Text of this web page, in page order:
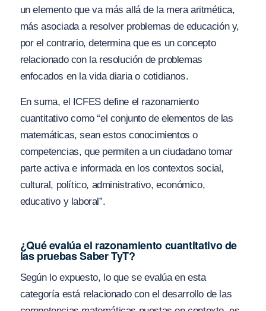
un elemento que va más allá de la mera aritmética,
más asociada a resolver problemas de educación y,
por el contrario, determina que es un concepto
relacionado con la resolución de problemas
enfocados en la vida diaria o cotidianos.
En suma, el ICFES define el razonamiento
cuantitativo como “el conjunto de elementos de las
matemáticas, sean estos conocimientos o
competencias, que permiten a un ciudadano tomar
parte activa e informada en los contextos social,
cultural, político, administrativo, económico,
educativo y laboral”.
¿Qué evalúa el razonamiento cuantitativo de
las pruebas Saber TyT?
Según lo expuesto, lo que se evalúa en esta
categoría está relacionado con el desarrollo de las